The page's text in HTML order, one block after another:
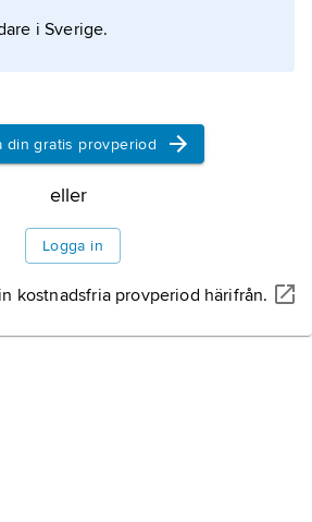
och asiatiska folk mot
impotens och för att
om artikeln
i Sverige.
din gratis provperiod
eller
Logga in
kostnadsfria provperiod härifrån.